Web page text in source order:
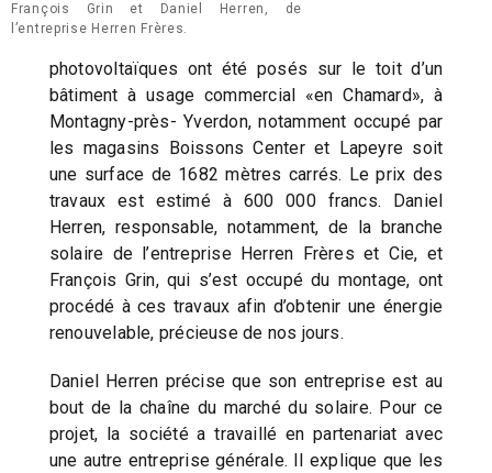
François Grin et Daniel Herren, de
l’entreprise Herren Frères.
photovoltaïques ont été posés sur le toit d’un
bâtiment à usage commercial «en Chamard», à
Montagny-près- Yverdon, notamment occupé par
les magasins Boissons Center et Lapeyre soit
une surface de 1682 mètres carrés. Le prix des
travaux est estimé à 600 000 francs. Daniel
Herren, responsable, notamment, de la branche
solaire de l’entreprise Herren Frères et Cie, et
François Grin, qui s’est occupé du montage, ont
procédé à ces travaux afin d’obtenir une énergie
renouvelable, précieuse de nos jours.
Daniel Herren précise que son entreprise est au
bout de la chaîne du marché du solaire. Pour ce
projet, la société a travaillé en partenariat avec
une autre entreprise générale. Il explique que les